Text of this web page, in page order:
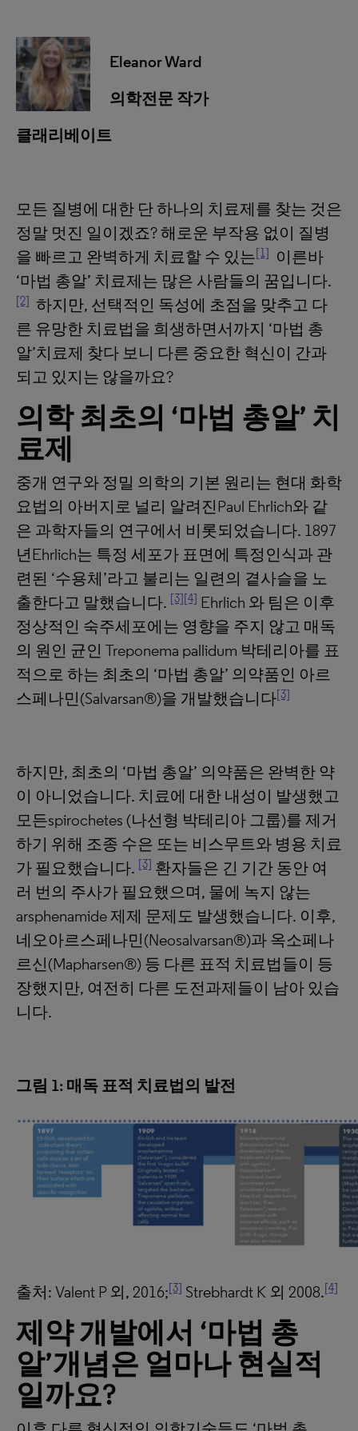
Eleanor Ward
의학전문 작가
클래리베이트
모든 질병에 대한 단 하나의 치료제를 찾는 것은
정말 멋진 일이겠죠? 해로운 부작용 없이 질병
을 빠르고 완벽하게 치료할 수 있는[1]
이른바
‘마법 총알’ 치료제는 많은 사람들의 꿈입니다.
[2] 하지만, 선택적인 독성에 초점을 맞추고 다
른 유망한 치료법을 희생하면서까지 ‘마법 총
알’치료제 찾다 보니 다른 중요한 혁신이 간과
되고 있지는 않을까요?
의학 최초의 ‘마법 총알’ 치
료제
중개 연구와 정밀 의학의 기본 원리는 현대 화학
요법의 아버지로 널리 알려진Paul Ehrlich와 같
은 과학자들의 연구에서 비롯되었습니다. 1897
년Ehrlich는 특정 세포가 표면에 특정인식과 관
련된 ‘수용체’라고 불리는 일련의 곁사슬을 노
출한다고 말했습니다. [3][4] Ehrlich 와 팀은 이후
정상적인 숙주세포에는 영향을 주지 않고 매독
의 원인 균인 Treponema pallidum 박테리아를 표
적으로 하는 최초의 ‘마법 총알’ 의약품인 아르
스페나민(Salvarsan®)을 개발했습니다[3]
하지만, 최초의 ‘마법 총알’ 의약품은 완벽한 약
이 아니었습니다. 치료에 대한 내성이 발생했고
모든spirochetes (나선형 박테리아 그룹)를 제거
하기 위해 조종 수은 또는 비스무트와 병용 치료
가 필요했습니다. [3] 환자들은 긴 기간 동안 여
러 번의 주사가 필요했으며, 물에 녹지 않는
arsphenamide 제제 문제도 발생했습니다. 이후,
네오아르스페나민(Neosalvarsan®)과 옥소페나
르신(Mapharsen®) 등 다른 표적 치료법들이 등
장했지만, 여전히 다른 도전과제들이 남아 있습
니다.
그림 1: 매독 표적 치료법의 발전
출처: Valent P 외, 2016;[3] Strebhardt K 외 2008.[4]
제약개발에서 ‘마법 총
알’개념은 얼마나 현실적
일까요?